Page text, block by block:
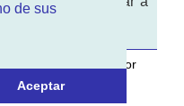
de sus
Aceptar
por
.